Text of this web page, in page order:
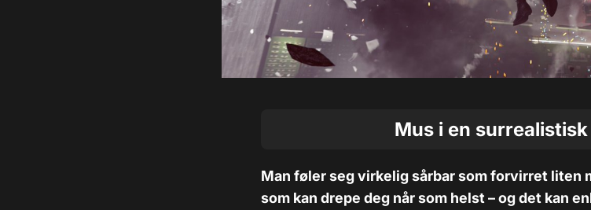
Mus i en
Man føler seg virkelig sårbar som forvirret liten
som kan drepe deg når som helst – og det kan